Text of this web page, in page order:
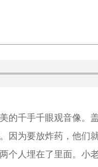
的千手千眼观音像。
为要放炸药，他们
人埋在了里面。小